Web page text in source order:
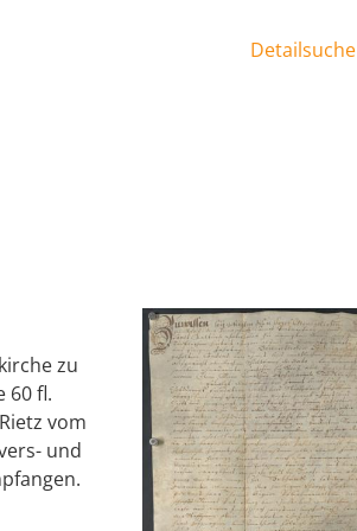
Detailsuche
zu
60 fl.
vom
und